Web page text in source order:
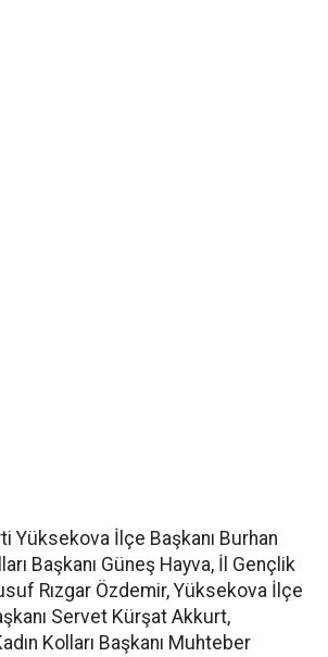
Yüksekova İlçe Başkanı Burhan
Başkanı Güneş Hayva, İl Gençlik
Rızgar Özdemir, Yüksekova İlçe
Servet Kürşat Akkurt,
Kolları Başkanı Muhteber